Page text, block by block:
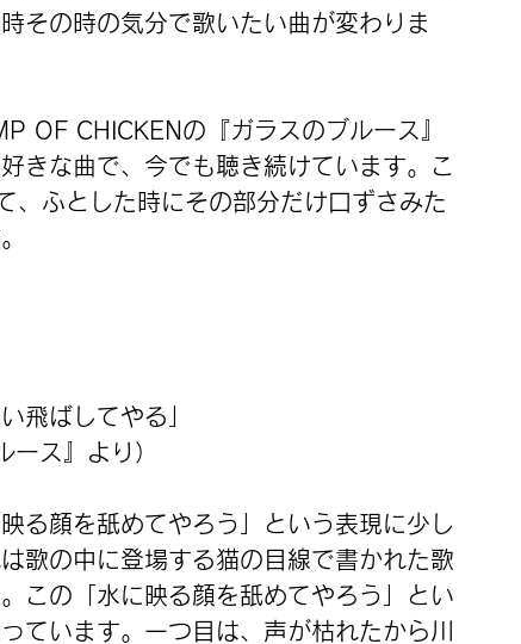
その時の気分で歌いたい曲が変わりま
OF CHICKENの『ガラスのブルース』
きな曲で、今でも聴き続けています。こ
、ふとした時にその部分だけ口ずさみた
飛ばしてやる」
ス』より）
る顔を舐めてやろう」という表現に少し
歌の中に登場する猫の目線で書かれた歌
この「水に映る顔を舐めてやろう」とい
ています。一つ目は、声が枯れたから川